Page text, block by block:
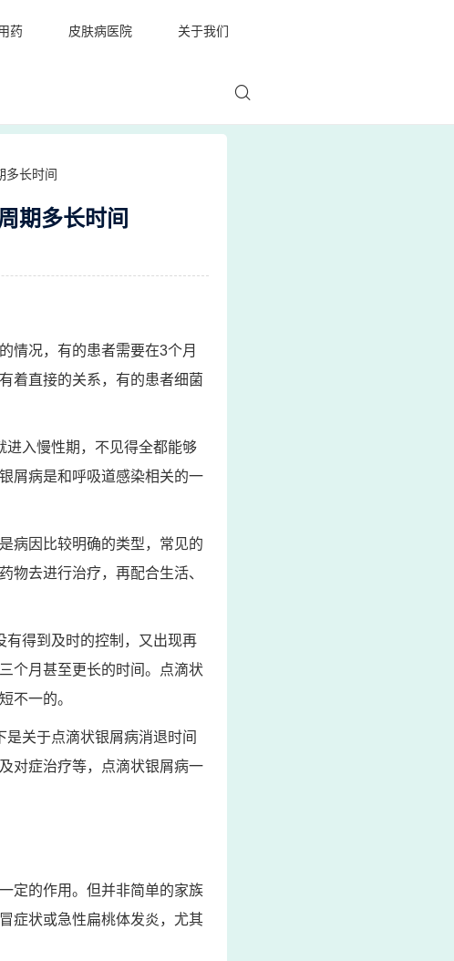
药 皮肤病医院 关于我们
多长时间
期多长时间
情况，有的患者需要在3个月
着直接的关系，有的患者细菌
进入慢性期，不见得全都能够
屑病是和呼吸道感染相关的一
病因比较明确的类型，常见的
物去进行治疗，再配合生活、
有得到及时的控制，又出现再
个月甚至更长的时间。点滴状
不一的。
关于点滴状银屑病消退时间
对症治疗等，点滴状银屑病一
定的作用。但并非简单的家族
症状或急性扁桃体发炎，尤其